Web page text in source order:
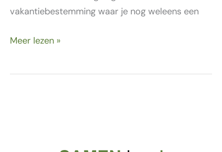
vakantiebestemming waar je nog weleens een
Meer lezen »